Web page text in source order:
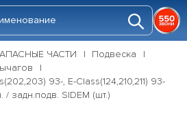
ЧАСТИ
Подвеска
93-, E-Class(124,210,211) 93-
задн.подв. SIDEM (шт.)